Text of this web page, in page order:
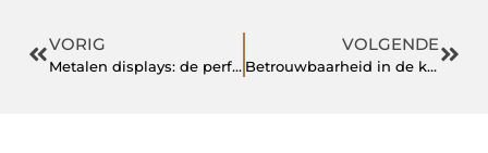
VORIG
Metalen displays: de perfecte oplossing voor jouw productpresentatie
VOLGENDE
Betrouwbaarheid in de koelketen met een gepersonaliseerd label